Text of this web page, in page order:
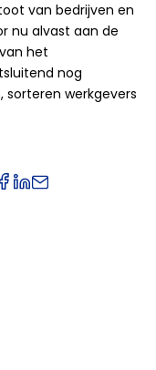
van bedrijven en
nu alvast aan de
het
nog
sorteren werkgevers